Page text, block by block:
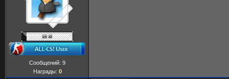
Сообщений: 9
Награды: 0